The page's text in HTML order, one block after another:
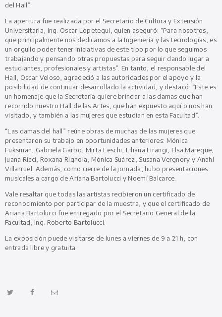
del Hall”.
La apertura fue realizada por el Secretario de Cultura y Extensión
Universitaria, Ing. Oscar Lopetegui, quien aseguró: “Para nosotros,
que principalmente nos dedicamos a la Ingeniería y las tecnologías, es
un orgullo poder tener iniciativas de este tipo por lo que seguimos
trabajando y pensando otras propuestas para seguir dando lugar a
estudiantes, profesionales y artistas”. En tanto, el responsable del
Hall, Oscar Veloso, agradeció a las autoridades por el apoyo y la
posibilidad de continuar desarrollado la actividad, y destacó: “Este es
un homenaje que la Secretaría quiere brindar a las damas que han
recorrido nuestro Hall de las Artes, que han expuesto aquí o nos han
visitado, y también a las mujeres que estudian en esta Facultad”.
“Las damas del hall” reúne obras de muchas de las mujeres que
presentaron su trabajo en oportunidades anteriores: Mónica
Fuksman, Gabriela Garbo, Mirta Leschi, Liliana Lirangi, Elsa Mareque,
Juana Ricci, Roxana Rignola, Mónica Suárez, Susana Vergnory y Anahí
Villarruel. Además, como cierre de la jornada, hubo presentaciones
musicales a cargo de Ariana Bartolucci y Noemí Balcarce.
Vale resaltar que todas las artistas recibieron un certificado de
reconocimiento por participar de la muestra, y que el certificado de
Ariana Bartolucci fue entregado por el Secretario General de la
Facultad, Ing. Roberto Bartolucci.
La exposición puede visitarse de lunes a viernes de 9 a 21 h, con
entrada libre y gratuita.